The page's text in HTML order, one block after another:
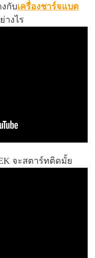
กับเครื่องชาร์จแบต
างไร
จะสตาร์ทติดมั้ย